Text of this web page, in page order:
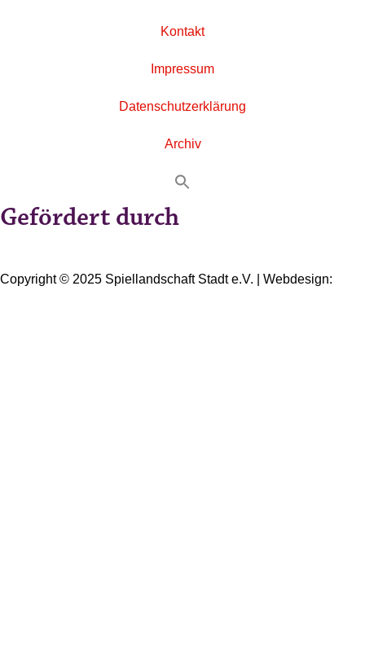
Kontakt
Impressum
Datenschutzerklärung
Archiv
Gefördert durch
Copyright © 2025 Spiellandschaft Stadt e.V. | Webdesign: